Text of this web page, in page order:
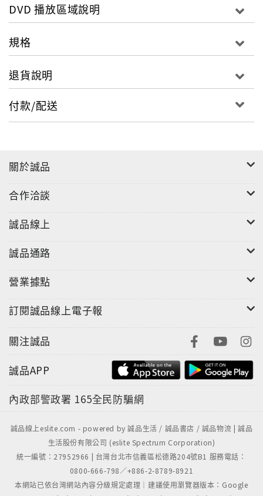
DVD 播放區域說明
規格
退貨說明
付款/配送
關於誠品
合作洽談
誠品線上
誠品通路
營業據點
訂閱誠品線上電子報
關注誠品
誠品APP
內政部警政署 165全民防騙網
誠品線上eslite.com - powered by 誠品生活 / 誠品書店 / 誠品物流 | 誠品
生活股份有限公司 (eslite Spectrum Corporation)
統一編號：27952966 | 台灣台北市信義區松德路204號B1 服務電話：
0800-666-798／+886-2-8789-8921
本網站已依台灣網站內容分級規定處理｜建議使用瀏覽器版本：Google